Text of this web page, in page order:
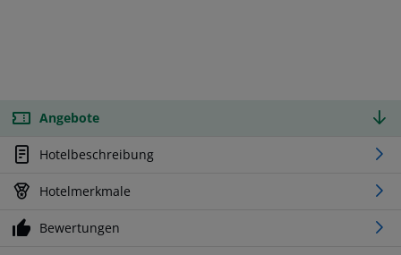
Angebote
Hotelbeschreibung
Hotelmerkmale
Bewertungen